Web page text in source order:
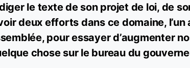
le texte de son projet de loi, de
deux efforts dans ce domaine, l’un
pour essayer d’augmenter
chose sur le bureau du